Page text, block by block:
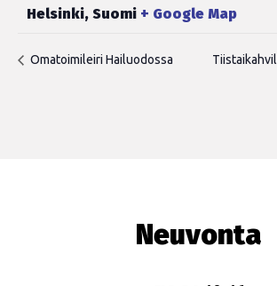
Helsinki, Suomi + Google Map
Omatoimileiri Hailuodossa
Neuvonta